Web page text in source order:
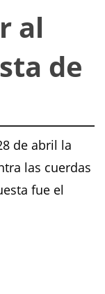
al
de
de abril la
las cuerdas
fue el